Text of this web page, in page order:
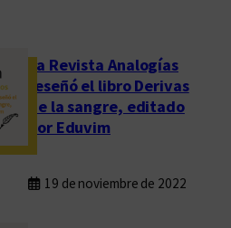
La Revista Analogías
reseñó el libro Derivas
de la sangre, editado
por Eduvim
19 de noviembre de 2022